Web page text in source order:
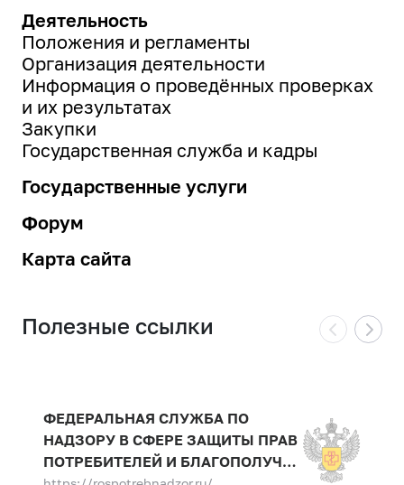
Деятельность
Положения и регламенты
Организация деятельности
Информация о проведённых проверках
и их результатах
Закупки
Государственная служба и кадры
Государственные услуги
Форум
Карта сайта
Полезные ссылки
ФЕДЕРАЛЬНАЯ СЛУЖБА ПО
НАДЗОРУ В СФЕРЕ ЗАЩИТЫ ПРАВ
ПОТРЕБИТЕЛЕЙ И БЛАГОПОЛУЧИЯ